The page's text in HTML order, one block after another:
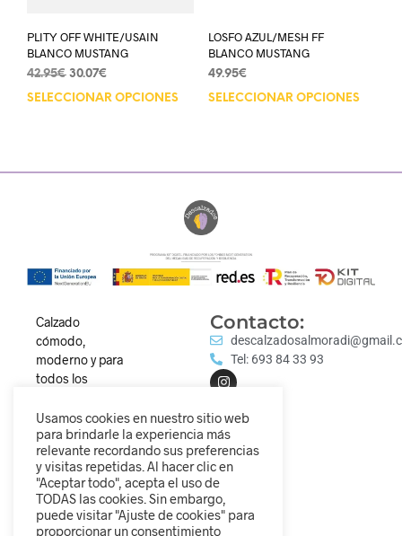
PLITY OFF WHITE/USAIN
BLANCO MUSTANG
42.95€ 30.07€
SELECCIONAR OPCIONES
LOSFO AZUL/MESH FF
BLANCO MUSTANG
49.95€
SELECCIONAR OPCIONES
Calzado
cómodo,
moderno y para
todos los
Descubre
nuestra
colección y
camina
diferente.
Contacto:
Tel: 693 84 33 93
Usamos cookies en nuestro sitio web
para brindarle la experiencia más
relevante recordando sus preferencias
y visitas repetidas. Al hacer clic en
"Aceptar todo", acepta el uso de
TODAS las cookies. Sin embargo,
puede visitar "Ajuste de cookies" para
proporcionar un consentimiento